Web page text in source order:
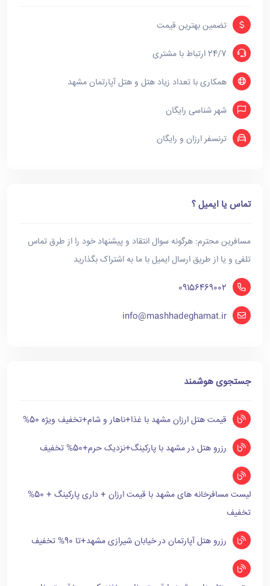
تضمین بهترین قیمت
24/7 ارتباط با مشتری
همکاری با تعداد زیاد هتل و هتل آپارتمان مشهد
شهر شناسی رایگان
ترنسفر ارزان و رایگان
تماس یا ایمیل ؟
مسافرین محترم: هرگونه سوال انتقاد و پیشنهاد خود را از طرق تماس
تلفی و یا از طریق ارسال ایمیل با ما به اشتراک بگذارید
09156469002
info@mashhadeghamat.ir
جستجوی هوشمند
قیمت هتل ارزان مشهد با غذا+ناهار و شام+تخفیف ویژه 50%
رزرو هتل در مشهد با پارکینگ+نزدیک حرم+50% تخفیف
لیست مسافرخانه های مشهد با قیمت ارزان + داری پارکینگ + 50%
تخفیف
رزرو هتل آپارتمان در خیابان شیرازی مشهد+تا 90% تخفیف